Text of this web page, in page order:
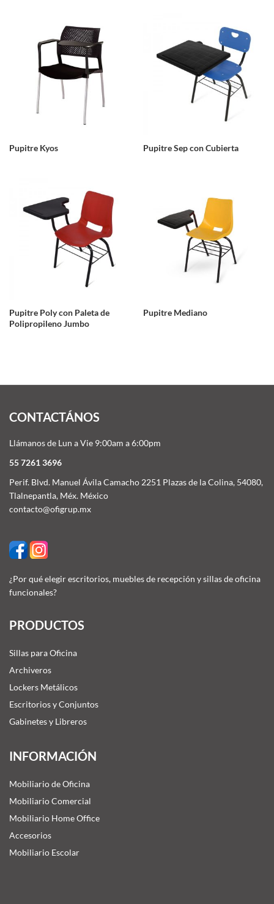
Pupitre Kyos Pupitre Sep con Cubierta
Pupitre Poly con Paleta de
Polipropileno Jumbo
Pupitre Mediano
CONTACTÁNOS
Llámanos de Lun a Vie 9:00am a 6:00pm
55 7261 3696
Perif. Blvd. Manuel Ávila Camacho 2251 Plazas de la Colina, 54080,
Tlalnepantla, Méx. México
contacto@ofigrup.mx
¿Por qué elegir escritorios, muebles de recepción y sillas de oficina
funcionales?
PRODUCTOS
Sillas para Oficina
Archiveros
Lockers Metálicos
Escritorios y Conjuntos
Gabinetes y Libreros
INFORMACIÓN
Mobiliario de Oficina
Mobiliario Comercial
Mobiliario Home Office
Accesorios
Mobiliario Escolar